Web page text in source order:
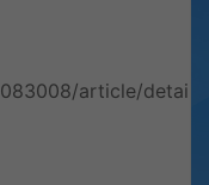
article/